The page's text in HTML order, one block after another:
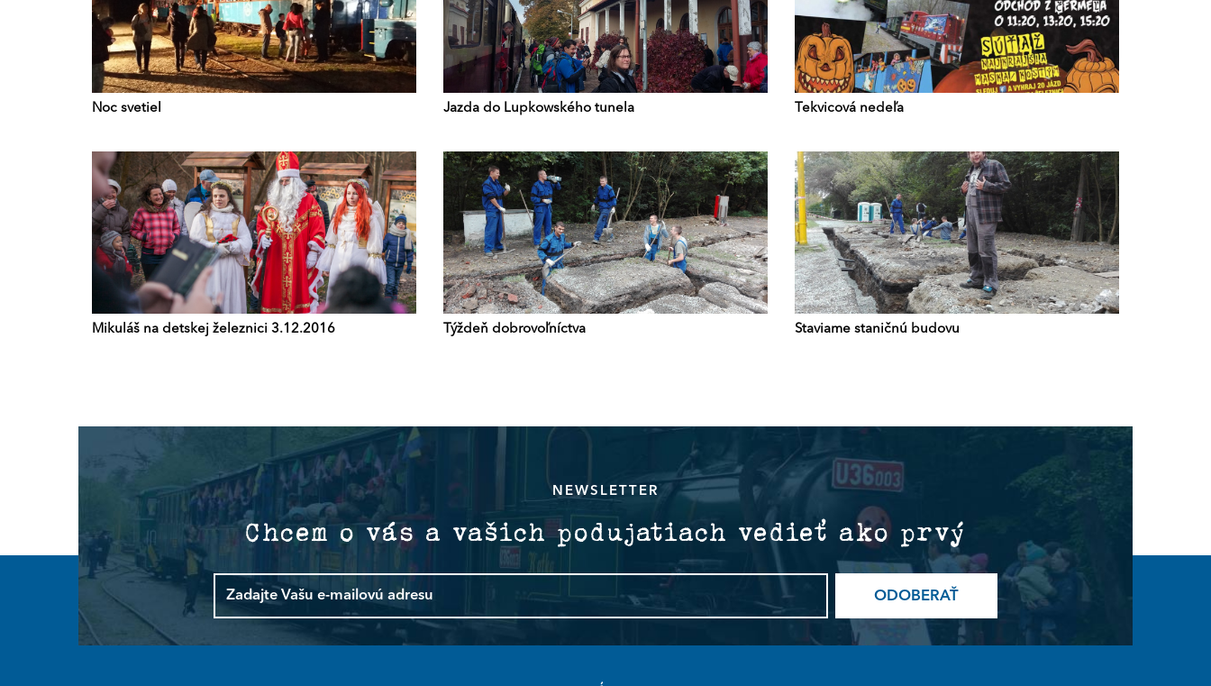
Noc svetiel Jazda do Lupkowského tunela Tekvicová nedeľa
Mikuláš na detskej železnici 3.12.2016 Týždeň dobrovoľníctva Staviame staničnú budovu
NEWSLETTER
Chcem o vás a vašich podujatiach vedieť ako prvý
ODOBERAŤ